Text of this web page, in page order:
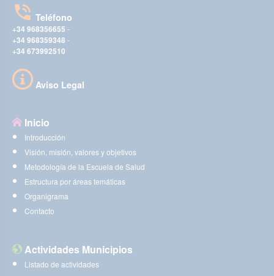
Teléfono
+34 968356655 -
+34 968359348 -
+34 673992510
Aviso Legal
Inicio
Introducción
Visión, misión, valores y objetivos
Metodología de la Escuela de Salud
Estructura por áreas temáticas
Organigrama
Contacto
Actividades Municipios
Listado de actividades